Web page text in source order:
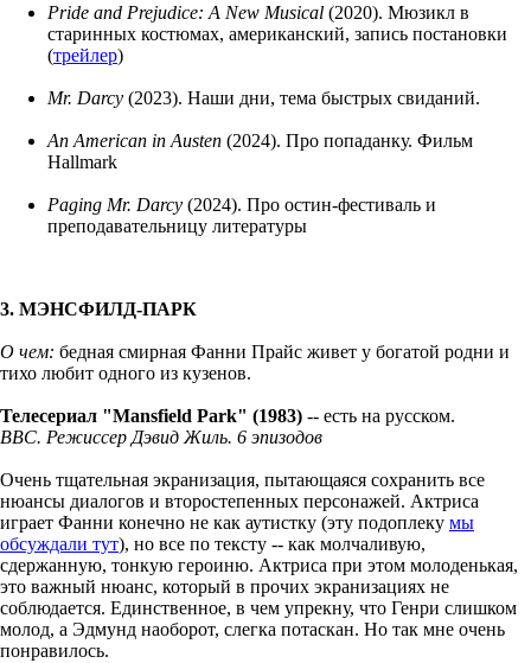
Pride and Prejudice: A New Musical (2020). Мюзикл в
старинных костюмах, американский, запись постановки
(трейлер)
Mr. Darcy (2023). Наши дни, тема быстрых свиданий.
An American in Austen (2024). Про попаданку. Фильм
Hallmark
Paging Mr. Darcy (2024). Про остин-фестиваль и
преподавательницу литературы
3. МЭНСФИЛД-ПАРК
О чем: бедная смирная Фанни Прайс живет у богатой родни и
тихо любит одного из кузенов.
Телесериал "Mansfield Park" (1983) -- есть на русском.
BBC. Режиссер Дэвид Жиль. 6 эпизодов
Очень тщательная экранизация, пытающаяся сохранить все
нюансы диалогов и второстепенных персонажей. Актриса
играет Фанни конечно не как аутистку (эту подоплеку мы
обсуждали тут), но все по тексту -- как молчаливую,
сдержанную, тонкую героиню. Актриса при этом молоденькая,
это важный нюанс, который в прочих экранизациях не
соблюдается. Единственное, в чем упрекну, что Генри слишком
молод, а Эдмунд наоборот, слегка потаскан. Но так мне очень
понравилось.